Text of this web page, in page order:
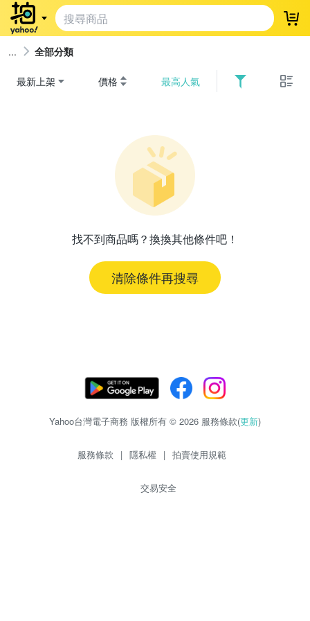
登
全部分類
最新上架 價格 最高人氣
找不到商品嗎？換換其他條件吧！
清除條件再搜尋
Yahoo台灣電子商務 版權所有 © 2026 服務條款(更新)
服務條款 | 隱私權 | 拍賣使用規範
交易安全